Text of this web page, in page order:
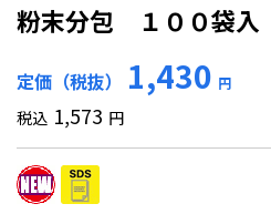
粉末分包 １００袋入
定価（税抜） 1,430 円
税込 1,573 円